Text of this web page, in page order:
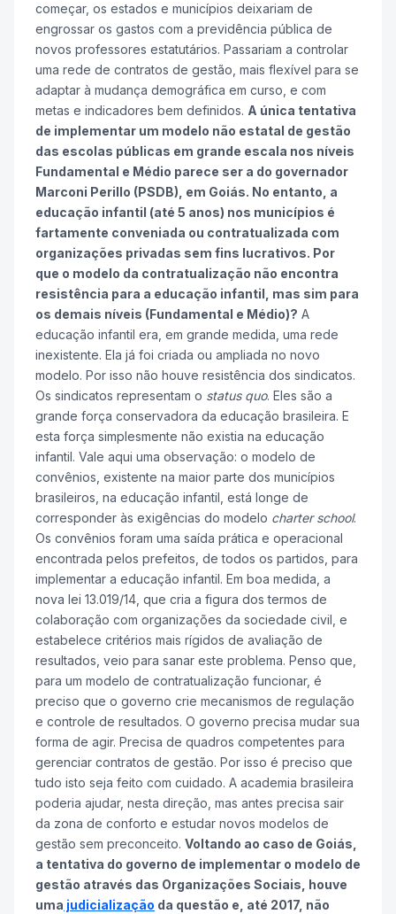
começar, os estados e municípios deixariam de
engrossar os gastos com a previdência pública de
novos professores estatutários. Passariam a controlar
uma rede de contratos de gestão, mais flexível para se
adaptar à mudança demográfica em curso, e com
metas e indicadores bem definidos. A única tentativa
de implementar um modelo não estatal de gestão
das escolas públicas em grande escala nos níveis
Fundamental e Médio parece ser a do governador
Marconi Perillo (PSDB), em Goiás. No entanto, a
educação infantil (até 5 anos) nos municípios é
fartamente conveniada ou contratualizada com
organizações privadas sem fins lucrativos. Por
que o modelo da contratualização não encontra
resistência para a educação infantil, mas sim para
os demais níveis (Fundamental e Médio)? A
educação infantil era, em grande medida, uma rede
inexistente. Ela já foi criada ou ampliada no novo
modelo. Por isso não houve resistência dos sindicatos.
Os sindicatos representam o status quo. Eles são a
grande força conservadora da educação brasileira. E
esta força simplesmente não existia na educação
infantil. Vale aqui uma observação: o modelo de
convênios, existente na maior parte dos municípios
brasileiros, na educação infantil, está longe de
corresponder às exigências do modelo charter school.
Os convênios foram uma saída prática e operacional
encontrada pelos prefeitos, de todos os partidos, para
implementar a educação infantil. Em boa medida, a
nova lei 13.019/14, que cria a figura dos termos de
colaboração com organizações da sociedade civil, e
estabelece critérios mais rígidos de avaliação de
resultados, veio para sanar este problema. Penso que,
para um modelo de contratualização funcionar, é
preciso que o governo crie mecanismos de regulação
e controle de resultados. O governo precisa mudar sua
forma de agir. Precisa de quadros competentes para
gerenciar contratos de gestão. Por isso é preciso que
tudo isto seja feito com cuidado. A academia brasileira
poderia ajudar, nesta direção, mas antes precisa sair
da zona de conforto e estudar novos modelos de
gestão sem preconceito. Voltando ao caso de Goiás,
a tentativa do governo de implementar o modelo de
gestão através das Organizações Sociais, houve
uma judicialização da questão e, até 2017, não